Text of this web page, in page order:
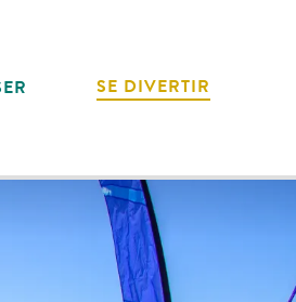
SE DIVERTIR